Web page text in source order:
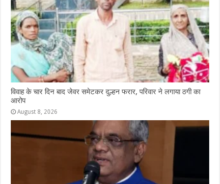
विवाह के चार दिन बाद जेवर समेटकर दुल्हन फरार, परिवार ने लगाया ठगी का
आरोप
August 8, 2026